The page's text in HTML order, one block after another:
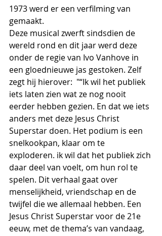
1973 werd er een verfilming van
gemaakt.
Deze musical zwerft sindsdien de
wereld rond en dit jaar werd deze
onder de regie van Ivo Vanhove in
een gloednieuwe jas gestoken. Zelf
zegt hij hierover:  "“Ik wil het publiek
iets laten zien wat ze nog nooit
eerder hebben gezien. En dat we iets
anders met deze Jesus Christ
Superstar doen. Het podium is een
snelkookpan, klaar om te
exploderen. ik wil dat het publiek zich
daar deel van voelt, om hun rol te
spelen. Dit verhaal gaat over
menselijkheid, vriendschap en de
twijfel die we allemaal hebben. Een
Jesus Christ Superstar voor de 21e
eeuw, met de thema’s van vandaag,